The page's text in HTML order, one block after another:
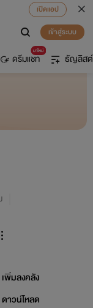
เปิดแอป
เข้าสู่ระบบ
มาใหม่
ดรีมแชท ธัญลิสต์
เพิ่มลงคลัง
ดาวน์โหลด